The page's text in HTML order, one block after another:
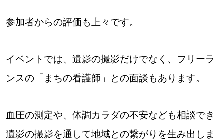
参加者からの評価も上々です。
イベントでは、遺影の撮影だけでなく、フリーラ
ンスの「まちの看護師」との面談もあります。
血圧の測定や、体調カラダの不安なども相談でき
遺影の撮影を通して地域との繋がりを生み出しま